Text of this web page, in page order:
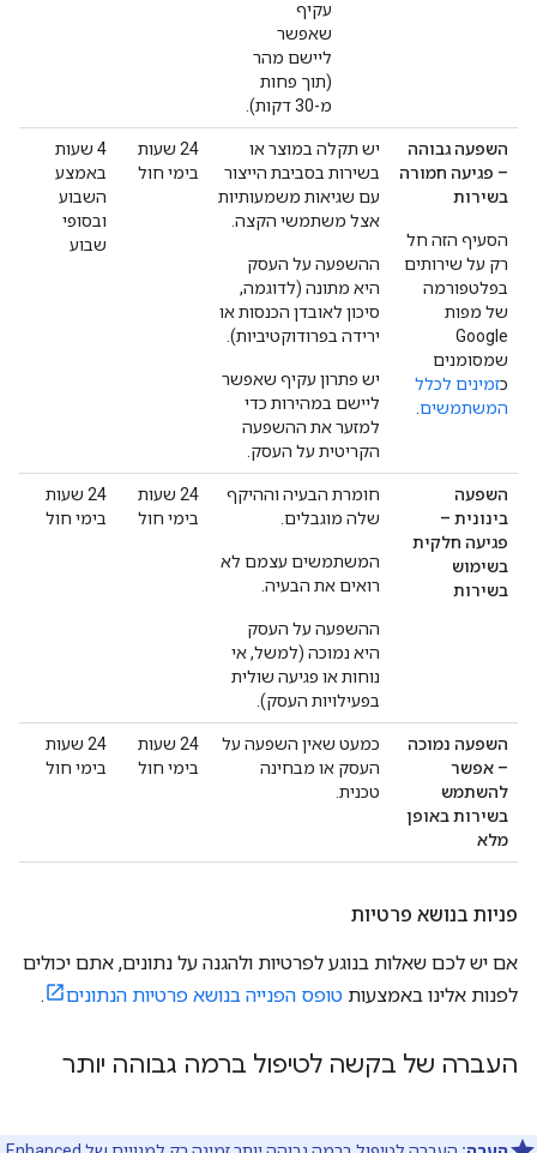
עקיף
שאפשר
ליישם מהר
(תוך פחות
מ-30 דקות).
השפעה גבוהה
– פגיעה חמורה
בשירות
הסעיף הזה חל
רק על שירותים
בפלטפורמה
של מפות
Google
שמסומנים
כזמינים לכלל
המשתמשים
יש תקלה במוצר או
בשירות בסביבת הייצור
עם שגיאות משמעותיות
אצל משתמשי הקצה.
ההשפעה על העסק
היא מתונה (לדוגמה,
סיכון לאובדן הכנסות או
ירידה בפרודוקטיביות).
יש פתרון עקיף שאפשר
ליישם במהירות כדי
למזער את ההשפעה
הקריטית על העסק.
‫24 שעות
בימי חול
‫4 שעות
באמצע
השבוע
ובסופי
שבוע
השפעה
בינונית –
פגיעה חלקית
בשימוש
בשירות
חומרת הבעיה וההיקף
שלה מוגבלים.
המשתמשים עצמם לא
רואים את הבעיה.
ההשפעה על העסק
היא נמוכה (למשל, אי
נוחות או פגיעה שולית
בפעילויות העסק).
‫24 שעות
בימי חול
‫24 שעות
בימי חול
השפעה נמוכה
– אפשר
להשתמש
בשירות באופן
מלא
כמעט שאין השפעה על
העסק או מבחינה
טכנית.
‫24 שעות
בימי חול
‫24 שעות
בימי חול
פניות בנושא פרטיות
אם יש לכם שאלות בנוגע לפרטיות ולהגנה על נתונים, אתם יכולים
לפנות אלינו באמצעות טופס הפנייה בנושא פרטיות הנתונים .
העברה של בקשה לטיפול ברמה גבוהה יותר